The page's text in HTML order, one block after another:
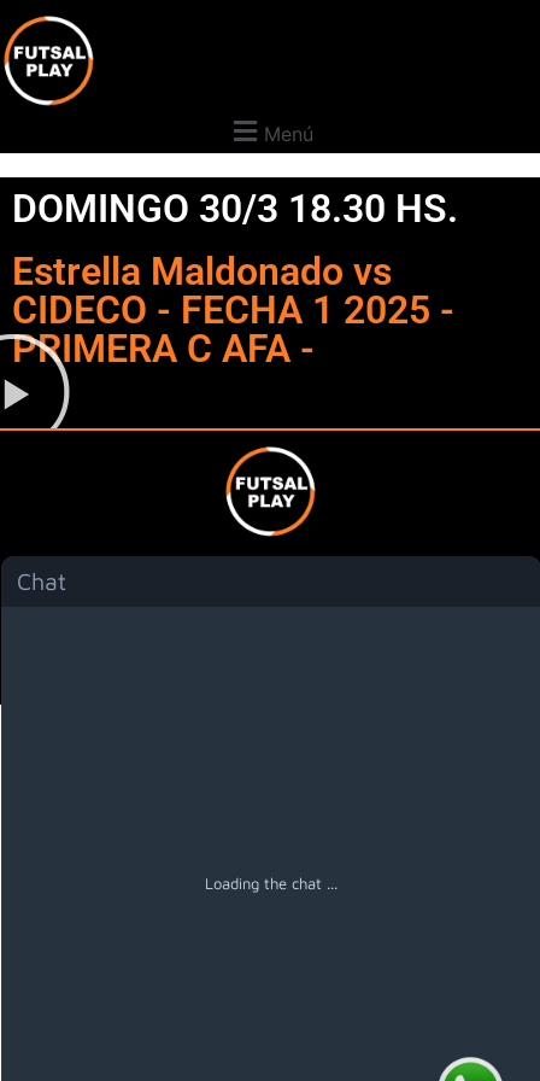
Menú
DOMINGO 30/3 18.30 HS.
Estrella Maldonado vs
CIDECO - FECHA 1 2025 -
PRIMERA C AFA -
Chat
Loading the chat ...